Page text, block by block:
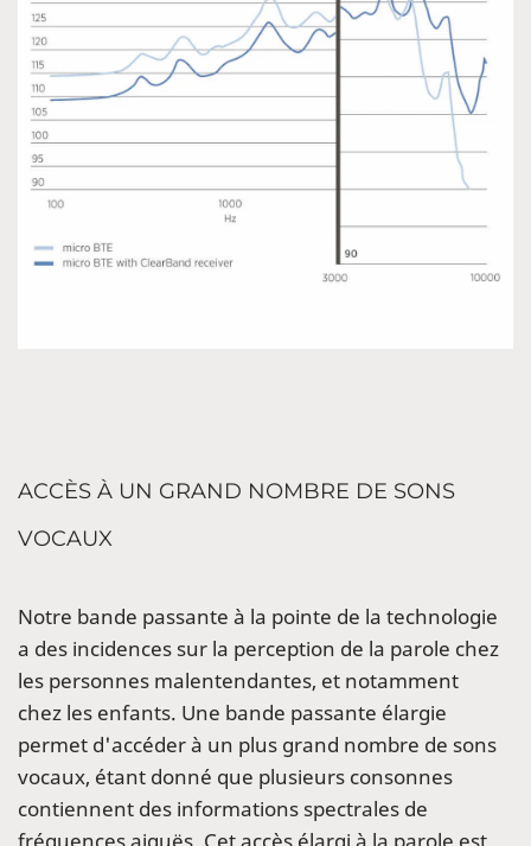
ACCÈS À UN GRAND NOMBRE DE SONS
VOCAUX
Notre bande passante à la pointe de la technologie
a des incidences sur la perception de la parole chez
les personnes malentendantes, et notamment
chez les enfants. Une bande passante élargie
permet d'accéder à un plus grand nombre de sons
vocaux, étant donné que plusieurs consonnes
contiennent des informations spectrales de